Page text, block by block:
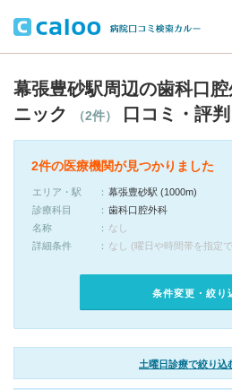
幕張豊砂駅周辺の歯科口
ニック
（2件） 口コミ・評判
2件の医療機関が見つかりました
エリア・駅
幕張豊砂駅 (1000m)
診療科目
歯科口腔外科
名称
なし
詳細条件
なし (曜日や時間帯を指定
条件変更・絞り
土曜日診療で絞り込